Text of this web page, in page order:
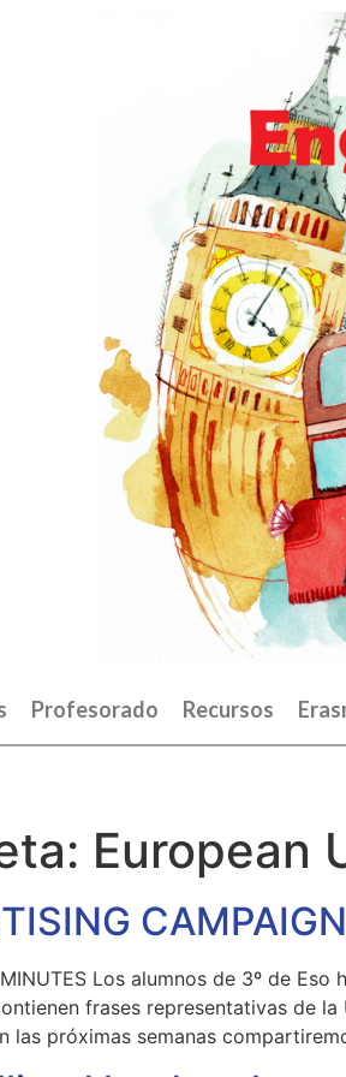
Profesorado Recursos
European
MINUTES Los alumnos de 3º de
frases representativas de
las próximas semanas